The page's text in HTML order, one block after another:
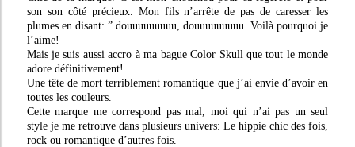
son son côté précieux. Mon fils n’arrête de pas de caresser les
plumes en disant: ” douuuuuuuuu, douuuuuuuuu. Voilà pourquoi je
l’aime!
Mais je suis aussi accro à ma bague Color Skull que tout le monde
adore définitivement!
Une tête de mort terriblement romantique que j’ai envie d’avoir en
toutes les couleurs.
Cette marque me correspond pas mal, moi qui n’ai pas un seul
style je me retrouve dans plusieurs univers: Le hippie chic des fois,
rock ou romantique d’autres fois.